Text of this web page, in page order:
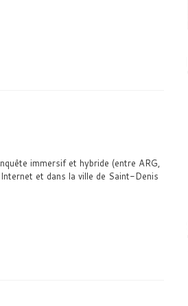
immersif et hybride (entre ARG,
et dans la ville de Saint-Denis